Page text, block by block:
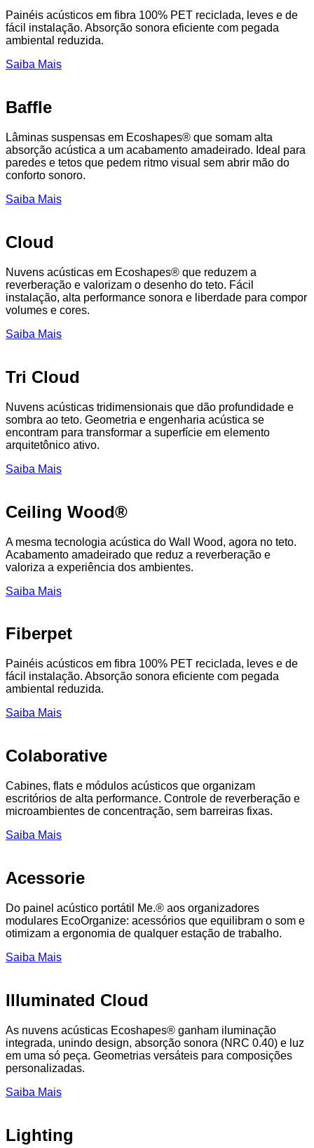
Painéis acústicos em fibra 100% PET reciclada, leves e de
fácil instalação. Absorção sonora eficiente com pegada
ambiental reduzida.
Saiba Mais
Baffle
Lâminas suspensas em Ecoshapes® que somam alta
absorção acústica a um acabamento amadeirado. Ideal para
paredes e tetos que pedem ritmo visual sem abrir mão do
conforto sonoro.
Saiba Mais
Cloud
Nuvens acústicas em Ecoshapes® que reduzem a
reverberação e valorizam o desenho do teto. Fácil
instalação, alta performance sonora e liberdade para compor
volumes e cores.
Saiba Mais
Tri Cloud
Nuvens acústicas tridimensionais que dão profundidade e
sombra ao teto. Geometria e engenharia acústica se
encontram para transformar a superfície em elemento
arquitetônico ativo.
Saiba Mais
Ceiling Wood®
A mesma tecnologia acústica do Wall Wood, agora no teto.
Acabamento amadeirado que reduz a reverberação e
valoriza a experiência dos ambientes.
Saiba Mais
Fiberpet
Painéis acústicos em fibra 100% PET reciclada, leves e de
fácil instalação. Absorção sonora eficiente com pegada
ambiental reduzida.
Saiba Mais
Colaborative
Cabines, flats e módulos acústicos que organizam
escritórios de alta performance. Controle de reverberação e
microambientes de concentração, sem barreiras fixas.
Saiba Mais
Acessorie
Do painel acústico portátil Me.® aos organizadores
modulares EcoOrganize: acessórios que equilibram o som e
otimizam a ergonomia de qualquer estação de trabalho.
Saiba Mais
Illuminated Cloud
As nuvens acústicas Ecoshapes® ganham iluminação
integrada, unindo design, absorção sonora (NRC 0.40) e luz
em uma só peça. Geometrias versáteis para composições
personalizadas.
Saiba Mais
Lighting